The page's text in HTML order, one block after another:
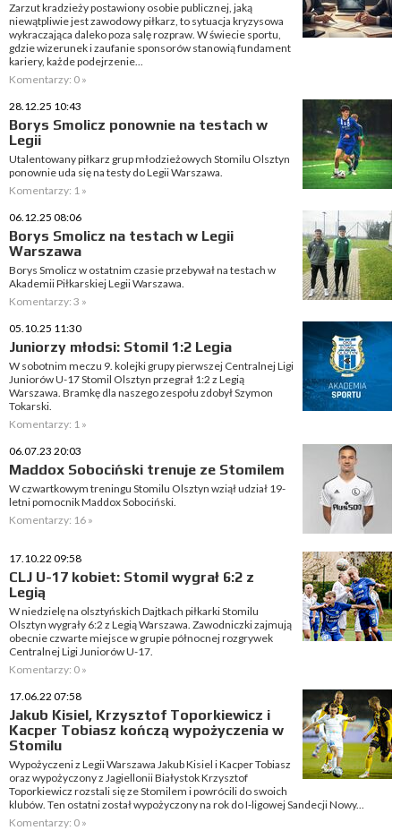
Zarzut kradzieży postawiony osobie publicznej, jaką
niewątpliwie jest zawodowy piłkarz, to sytuacja kryzysowa
wykraczająca daleko poza salę rozpraw. W świecie sportu,
gdzie wizerunek i zaufanie sponsorów stanowią fundament
kariery, każde podejrzenie...
Komentarzy: 0 »
28.12.25 10:43
Borys Smolicz ponownie na testach w
Legii
Utalentowany piłkarz grup młodzieżowych Stomilu Olsztyn
ponownie uda się na testy do Legii Warszawa.
Komentarzy: 1 »
06.12.25 08:06
Borys Smolicz na testach w Legii
Warszawa
Borys Smolicz w ostatnim czasie przebywał na testach w
Akademii Piłkarskiej Legii Warszawa.
Komentarzy: 3 »
05.10.25 11:30
Juniorzy młodsi: Stomil 1:2 Legia
W sobotnim meczu 9. kolejki grupy pierwszej Centralnej Ligi
Juniorów U-17 Stomil Olsztyn przegrał 1:2 z Legią
Warszawa. Bramkę dla naszego zespołu zdobył Szymon
Tokarski.
Komentarzy: 1 »
06.07.23 20:03
Maddox Sobociński trenuje ze Stomilem
W czwartkowym treningu Stomilu Olsztyn wziął udział 19-
letni pomocnik Maddox Sobociński.
Komentarzy: 16 »
17.10.22 09:58
CLJ U-17 kobiet: Stomil wygrał 6:2 z
Legią
W niedzielę na olsztyńskich Dajtkach piłkarki Stomilu
Olsztyn wygrały 6:2 z Legią Warszawa. Zawodniczki zajmują
obecnie czwarte miejsce w grupie północnej rozgrywek
Centralnej Ligi Juniorów U-17.
Komentarzy: 0 »
17.06.22 07:58
Jakub Kisiel, Krzysztof Toporkiewicz i
Kacper Tobiasz kończą wypożyczenia w
Stomilu
Wypożyczeni z Legii Warszawa Jakub Kisiel i Kacper Tobiasz
oraz wypożyczony z Jagiellonii Białystok Krzysztof
Toporkiewicz rozstali się ze Stomilem i powrócili do swoich
klubów. Ten ostatni został wypożyczony na rok do I-ligowej Sandecji Nowy...
Komentarzy: 0 »